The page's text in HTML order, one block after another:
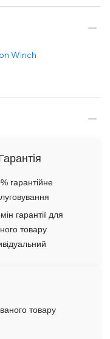
Winch
гарантійне
гарантії для
товару
товару